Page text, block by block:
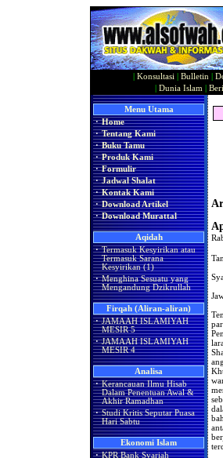
Konsultasi Bulletin
Dunia Islam
Menu Utama
· Home
· Tentang Kami
· Buku Tamu
· Produk Kami
· Formulir
· Jadwal Shalat
· Kontak Kami
· Download Artikel
· Download Murattal
Aqidah
· Termasuk Kesyirikan atau
Termasuk Sarana
Kesyirikan (1)
· Menghina Sesuatu yang
Mengandung Dzikrullah
Firqah (Aliran-aliran)
· JAMAAH ISLAMIYAH
MESIR 5
· JAMAAH ISLAMIYAH
MESIR 4
Analisa
· Kerancauan Ilmu Hisab
Dalam Penentuan Awal &
Akhir Ramadhan
· Studi Kritis Seputar Puasa
Hari Sabtu
Ekonomi Islam
· KPR Bank Syariah